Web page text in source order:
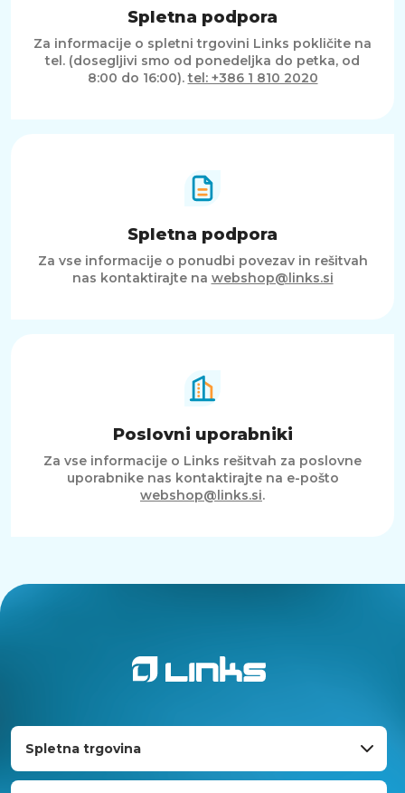
Spletna podpora
Za informacije o spletni trgovini Links pokličite na
tel. (dosegljivi smo od ponedeljka do petka, od
8:00 do 16:00).tel: +386 1 810 2020
Spletna podpora
Za vse informacije o ponudbi povezav in rešitvah
nas kontaktirajte na webshop@links.si
Poslovni uporabniki
Za vse informacije o Links rešitvah za poslovne
uporabnike nas kontaktirajte na e-pošto
webshop@links.si.
Spletna trgovina